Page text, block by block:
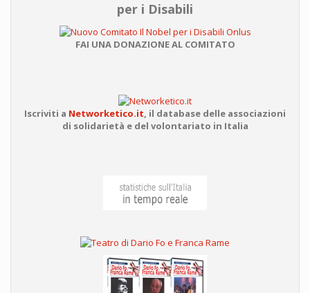
per i Disabili
FAI UNA DONAZIONE AL COMITATO
Iscriviti a Networketico.it, il database delle associazioni
di solidarietà e del volontariato in Italia